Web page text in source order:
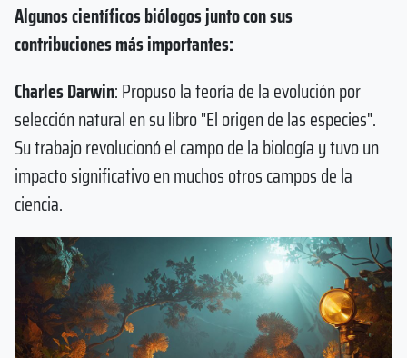
Algunos científicos biólogos junto con sus
contribuciones más importantes:
Charles Darwin: Propuso la teoría de la evolución por
selección natural en su libro "El origen de las especies".
Su trabajo revolucionó el campo de la biología y tuvo un
impacto significativo en muchos otros campos de la
ciencia.